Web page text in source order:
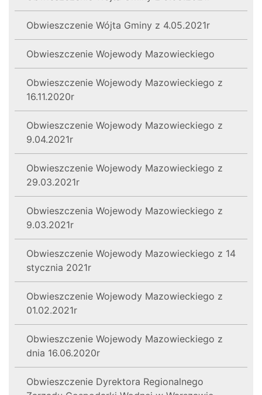
Obwieszczenie Wójta Gminy z 4.05.2021r
Obwieszczenie Wojewody Mazowieckiego
Obwieszczenie Wojewody Mazowieckiego z
16.11.2020r
Obwieszczenie Wojewody Mazowieckiego z
9.04.2021r
Obwieszczenie Wojewody Mazowieckiego z
29.03.2021r
Obwieszczenia Wojewody Mazowieckiego z
9.03.2021r
Obwieszczenie Wojewody Mazowieckiego z 14
stycznia 2021r
Obwieszczenie Wojewody Mazowieckiego z
01.02.2021r
Obwieszczenie Wojewody Mazowieckiego z
dnia 16.06.2020r
Obwieszczenie Dyrektora Regionalnego